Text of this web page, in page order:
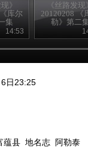
》
库尔
集
14:53
《丝路发现
20120208 《
勒》第二
日23:25
蕴县 地名志 阿勒泰